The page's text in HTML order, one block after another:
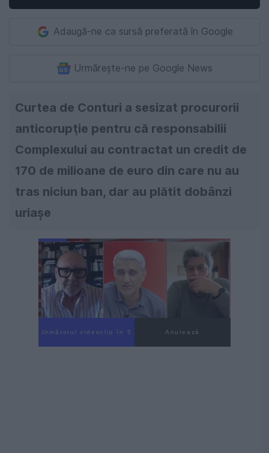
Adaugă-ne ca sursă preferată în Google
Urmărește-ne pe Google News
Curtea de Conturi a sesizat procurorii
anticorupţie pentru că responsabilii
Complexului au contractat un credit de
170 de milioane de euro din care nu au
tras niciun ban, dar au plătit dobânzi
uriaşe
Următorul videoclip în 4 Anulează